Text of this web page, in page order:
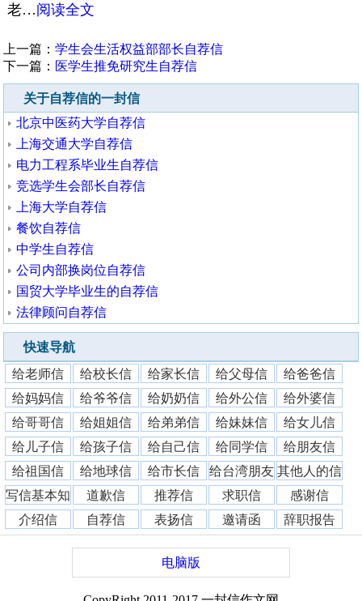
老…阅读全文
上一篇：学生会生活权益部部长自荐信
下一篇： 医学生推免研究生自荐信
关于自荐信的一封信
北京中医药大学自荐信
上海交通大学自荐信
电力工程系毕业生自荐信
竞选学生会部长自荐信
上海大学自荐信
餐饮自荐信
中学生自荐信
公司内部换岗位自荐信
国贸大学毕业生的自荐信
法律顾问自荐信
快速导航
给老师信 给校长信 给家长信 给父母信
给爸爸信
给妈妈信
给爷爷信 给奶奶信 给外公信
给外婆信
给哥哥信
给姐姐信 给弟弟信 给妹妹信
给女儿信
给儿子信
给孩子信 给自己信 给同学信
给朋友信
给祖国信
给地球信 给市长信 给台湾朋友 其他人的信
写信基本知
识
道歉信 推荐信 求职信
感谢信
介绍信
自荐信 表扬信 邀请函 辞职报告
电脑版